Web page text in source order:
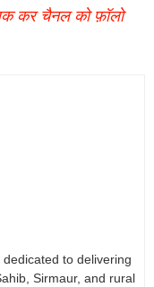
कर चैनल को फ़ॉलो
dedicated to delivering
Sirmaur, and rural